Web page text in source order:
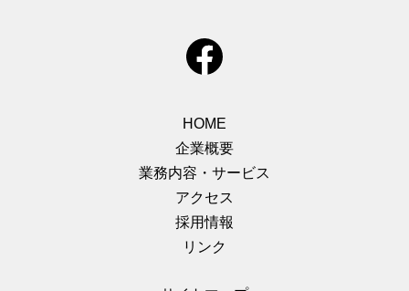
HOME
企業概要
業務内容・サービス
アクセス
採用情報
リンク